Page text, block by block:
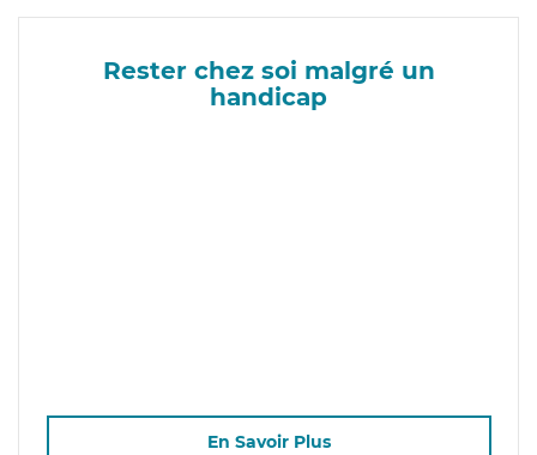
Rester chez soi malgré un
handicap
En Savoir Plus